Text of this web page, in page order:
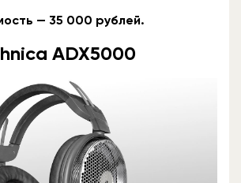
— 35 000 рублей.
ADX5000